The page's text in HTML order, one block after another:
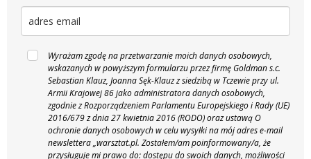
Wyrażam zgodę na przetwarzanie moich danych osobowych,
wskazanych w powyższym formularzu przez firmę Goldman s.c.
Sebastian Klauz, Joanna Sęk-Klauz z siedzibą w Tczewie przy ul.
Armii Krajowej 86 jako administratora danych osobowych,
zgodnie z Rozporządzeniem Parlamentu Europejskiego i Rady (UE)
2016/679 z dnia 27 kwietnia 2016 (RODO) oraz ustawą O
ochronie danych osobowych w celu wysyłki na mój adres e-mail
newslettera „warsztat.pl. Zostałem/am poinformowany/a, że
przysługuje mi prawo do: dostępu do swoich danych, możliwości